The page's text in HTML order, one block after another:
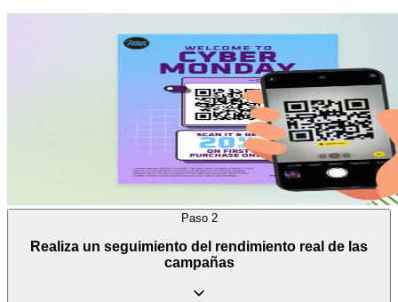
Paso 2
Realiza un seguimiento del rendimiento real de las
campañas